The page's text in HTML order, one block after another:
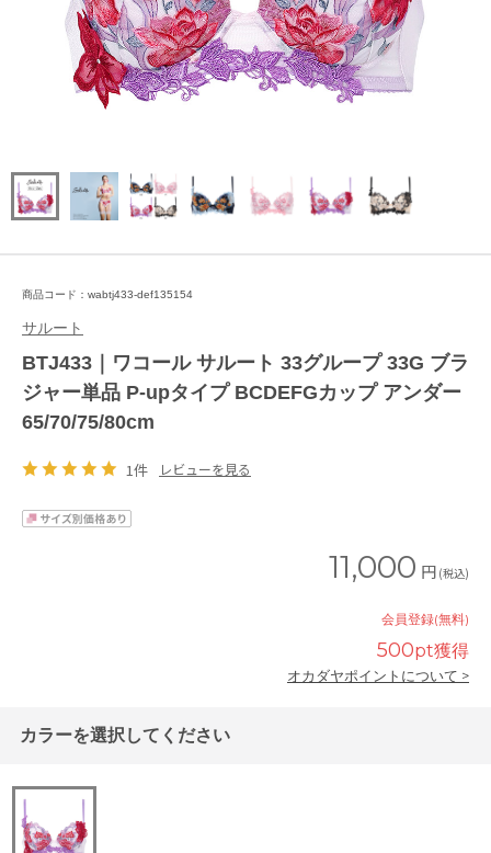
商品コード：wabtj433-def135154
サルート
BTJ433｜ワコール サルート 33グループ 33G ブラ
ジャー単品 P-upタイプ BCDEFGカップ アンダー
65/70/75/80cm
1件 レビューを見る
11,000 円 (税込)
会員登録(無料)
500pt獲得
オカダヤポイントについて >
カラーを選択してください